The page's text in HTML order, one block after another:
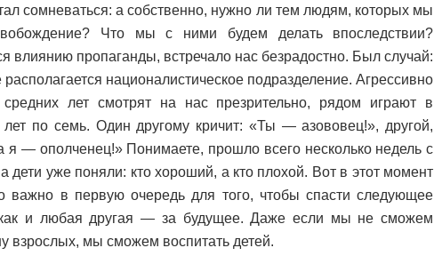
сомневаться: а собственно, нужно ли тем людям, которых мы
Что мы с ними будем делать впоследствии?
влиянию пропаганды, встречало нас безрадостно. Был случай:
националистическое подразделение. Агрессивно
лет смотрят на нас презрительно, рядом играют в
по семь. Один другому кричит: «Ты — азововец!», другой,
я — ополченец!» Понимаете, прошло всего несколько недель с
дети уже поняли: кто хороший, а кто плохой. Вот в этот момент
важно в первую очередь для того, чтобы спасти следующее
и любая другая — за будущее. Даже если мы не сможем
взрослых, мы сможем воспитать детей.